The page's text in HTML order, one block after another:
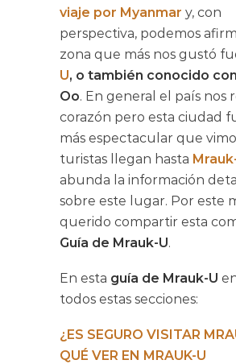
viaje por Myanmar y, con
perspectiva, podemos
zona que más nos gustó
U, o también conocido
Oo. En general el país nos
corazón pero esta ciudad
más espectacular que
turistas llegan hasta
abunda la información
sobre este lugar. Por este
querido compartir esta
Guía de Mrauk-U.
En esta guía de Mrauk-U
todos estas secciones:
¿ES SEGURO VISITAR
QUÉ VER EN MRAUK-U